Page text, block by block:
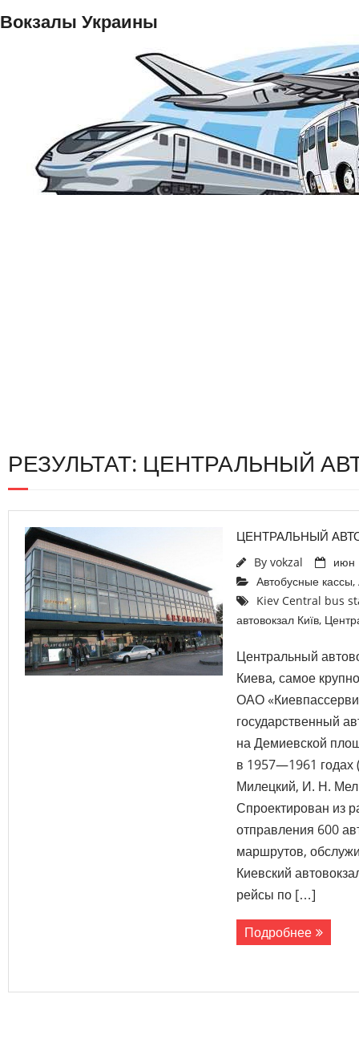
Вокзалы Украины
РЕЗУЛЬТАТ: ЦЕНТРАЛЬНЫЙ
ЦЕНТРАЛЬНЫЙ
By vokzal
июн
Автобусные кассы,
Kiev Central bus
автовокзал Київ,
Центральный
Киева, самое
ОАО
государственный
на Демиевской
в 1957—1961 годах
Милецкий, И. Н.
Спроектирован из
отправления 600
маршрутов,
Киевский
рейсы по […]
Подробнее